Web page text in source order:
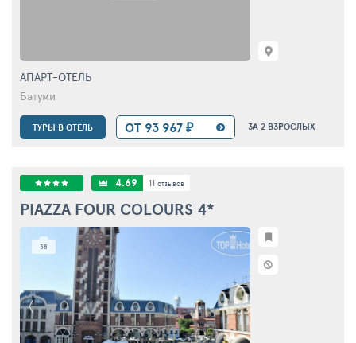
АПАРТ-ОТЕЛЬ
Батуми
ТУРЫ В ОТЕЛЬ ОТ 93 967 ₽ ЗА 2 ВЗРОСЛЫХ
38
4.69 11 отзывов
PIAZZA FOUR COLOURS 4*